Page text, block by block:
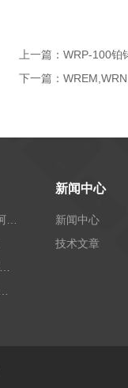
上一篇： WRP-100铂
下一篇：
新闻中心
新闻中心
技术文章